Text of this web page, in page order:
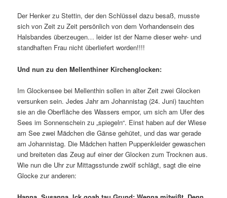
Der Henker zu Stettin, der den Schlüssel dazu besaß, musste
sich von Zeit zu Zeit persönlich von dem Vorhandensein des
Halsbandes überzeugen… leider ist der Name dieser wehr- und
standhaften Frau nicht überliefert worden!!!!
Und nun zu den Mellenthiner Kirchenglocken:
Im Glockensee bei Mellenthin sollen in alter Zeit zwei Glocken
versunken sein. Jedes Jahr am Johannistag (24. Juni) tauchten
sie an die Oberfläche des Wassers empor, um sich am Ufer des
Sees im Sonnenschein zu „spiegeln“. Einst haben auf der Wiese
am See zwei Mädchen die Gänse gehütet, und das war gerade
am Johannistag. Die Mädchen hatten Puppenkleider gewaschen
und breiteten das Zeug auf einer der Glocken zum Trocknen aus.
Wie nun die Uhr zur Mittagsstunde zwölf schlägt, sagt die eine
Glocke zur anderen: